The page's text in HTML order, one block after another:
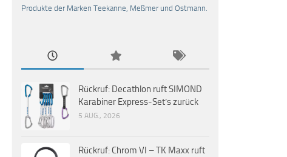
Produkte der Marken Teekanne, Meßmer und Ostmann.
Rückruf: Decathlon ruft SIMOND
Karabiner Express-Set’s zurück
5 AUG., 2026
Rückruf: Chrom VI – TK Maxx ruft